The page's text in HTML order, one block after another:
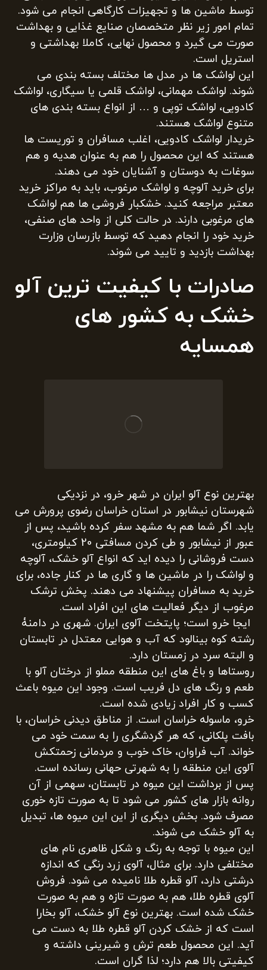
توسط ماشین ها و تجهیزات کارگاهی انجام می شود.
تمام امور زیر نظر متخصصان صنایع غذایی و بهداشت
صورت می گیرد و محصول نهایی، کاملا بهداشتی و
استریل است.
این لواشک ها در مدل ها مختلف بسته بندی می
شوند. لواشک مهمانی، لواشک قلمی یا سیگاری، لواشک
کادویی، لواشک توپی و … از انواع بسته بندی های
متنوع لواشک هستند.
خریدار لواشک کادویی، اغلب مسافران و توریست ها
هستند که این محصول را هم به عنوان هدیه و هم
سوغات به دوستان و آشنایان خود می دهند.
برای خرید آلوچه و لواشک مرغوب، باید به مراکز خرید
معتبر مراجعه کنید. خشکبار فروشی ها هم لواشک
های مرغوبی دارند. در حالت کلی از واحد های صنفی،
خرید خود را انجام دهید که توسط بازرسان وزارت
بهداشت بازدید و تایید می شوند.
صادرات با کیفیت ترین آلو
خشک به کشور های
همسایه
بهترین نوع آلو ایران در شهر خرو، در نزدیکی
شهرستان نیشابور در استان خراسان رضوی پرورش می
یابد. اگر شما هم به مشهد سفر کرده باشید، پس از
عبور از نیشابور و طی کردن مسافتی 20 کیلومتری،
دست فروشانی را دیده اید که انواع آلو خشک، آلوچه
و لواشک را در ماشین ها و گاری ها در کنار جاده، برای
خرید به مسافران پیشنهاد می دهند. پخش ترشک
مرغوب از دیگر فعالیت های این افراد است.
ایجا خرو است؛ پایتخت آلوی ایران. شهری در دامنۀ
رشته کوه بینالود که آب و هوایی معتدل در تابستان
و البته سرد در زمستان دارد.
روستاها و باغ های این منطقه مملو از درختان آلو با
طعم و رنگ های دل فریب است. وجود این میوه باعث
کسب و کار افراد زیادی شده است.
خرو، ماسوله خراسان است. از مناطق دیدنی خراسان، با
بافت پلکانی، که هر گردشگری را به سمت خود می
خواند. آب فراوان، خاک خوب و مردمانی زحمتکش
آلوی این منطقه را به شهرتی حهانی رسانده است.
پس از برداشت این میوه در تابستان، سهمی از آن
روانه بازار های کشور می شود تا به صورت تازه خوری
مصرف شود. بخش دیگری از این این میوه ها، تبدیل
به آلو خشک می شوند.
این میوه با توجه به رنگ و شکل ظاهری نام های
مختلفی دارد. برای مثال، آلوی زرد رنگی که اندازه
درشتی دارد، آلو قطره طلا نامیده می شود. فروش
آلوی قطره طلا، هم به صورت تازه و هم به صورت
خشک شده است. بهترین نوع آلو خشک، آلو بخارا
است که از خشک کردن آلو قطره طلا به دست می
آید. این محصول طعم ترش و شیرینی داشته و
کیفیتی بالا هم دارد؛ لذا گران است.